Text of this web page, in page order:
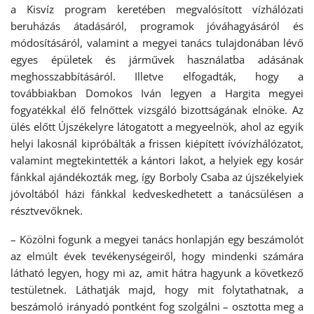
a Kisvíz program keretében megvalósított vízhálózati
beruházás átadásáról, programok jóváhagyásáról és
módosításáról, valamint a megyei tanács tulajdonában lévő
egyes épületek és járművek használatba adásának
meghosszabbításáról. Illetve elfogadták, hogy a
továbbiakban Domokos Iván legyen a Hargita megyei
fogyatékkal élő felnőttek vizsgáló bizottságának elnöke. Az
ülés előtt Újszékelyre látogatott a megyeelnök, ahol az egyik
helyi lakosnál kipróbálták a frissen kiépített ívóvízhálózatot,
valamint megtekintették a kántori lakot, a helyiek egy kosár
fánkkal ajándékozták meg, így Borboly Csaba az újszékelyiek
jóvoltából házi fánkkal kedveskedhetett a tanácsülésen a
résztvevőknek.
– Közölni fogunk a megyei tanács honlapján egy beszámolót
az elmúlt évek tevékenységeiről, hogy mindenki számára
látható legyen, hogy mi az, amit hátra hagyunk a következő
testületnek. Láthatják majd, hogy mit folytathatnak, a
beszámoló irányadó pontként fog szolgálni – osztotta meg a